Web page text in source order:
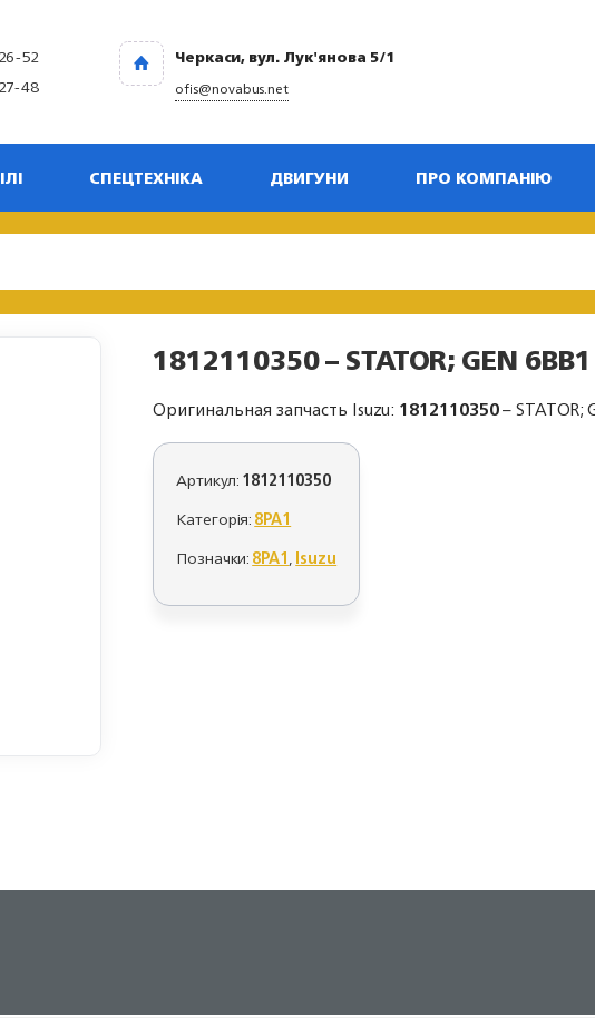
52
48
Черкаси, вул. Лук'янова 5/1
ofis@novabus.net
СПЕЦТЕХНІКА ДВИГУНИ ПРО КОМПАНІЮ
1812110350 – STATOR; GEN
Оригинальная запчасть Isuzu: 1812110350– STATOR;
Артикул:1812110350
Категорія:8PA1
Позначки:8PA1,Isuzu